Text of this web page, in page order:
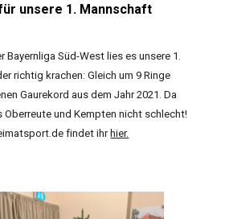
unsere 1. Mannschaft
Süd-West lies es unsere 1.
richtig krachen: Gleich um 9 Ringe
Gaurekord aus dem Jahr 2021. Da
Oberreute und Kempten nicht schlecht!
findet ihr hier.